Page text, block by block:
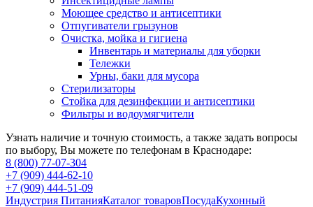
Моющее средство и антисептики
Отпугиватели грызунов
Очистка, мойка и гигиена
Инвентарь и материалы для уборки
Тележки
Урны, баки для мусора
Стерилизаторы
Стойка для дезинфекции и антисептики
Фильтры и водоумягчители
Узнать наличие и точную стоимость, а также задать вопросы
по выбору, Вы можете по телефонам в Краснодаре:
8 (800) 77-07-304
+7 (909) 444-62-10
+7 (909) 444-51-09
Индустрия ПитанияКаталог товаровПосудаКухонный